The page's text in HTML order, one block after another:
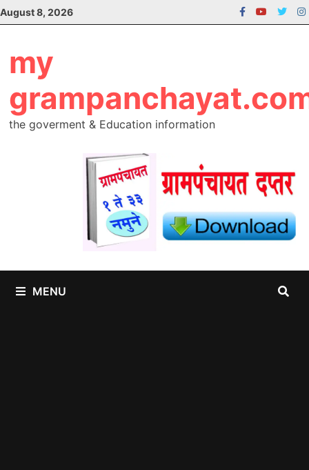
Skip
to
August 8, 2026
my
the goverment & Education information
MENU